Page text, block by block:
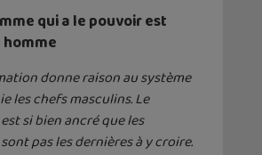
e qui a le pouvoir est
homme
donne raison au système
les chefs masculins. Le
si bien ancré que les
pas les dernières à y croire.